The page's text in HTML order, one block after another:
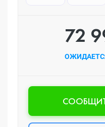
72